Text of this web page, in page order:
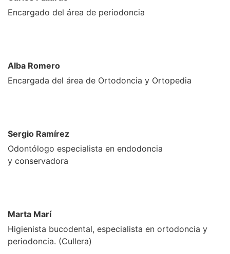
Encargado del área de periodoncia
Alba Romero
Encargada del área de Ortodoncia y Ortopedia
Sergio Ramírez
Odontólogo especialista en endodoncia
y conservadora
Marta Marí
Higienista bucodental, especialista en ortodoncia y
periodoncia. (Cullera)